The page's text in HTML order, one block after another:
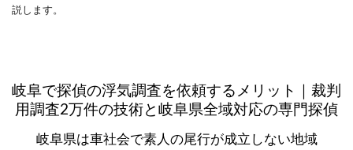
説します。
岐阜で探偵の浮気調査を依頼するメリット｜裁判
用調査2万件の技術と岐阜県全域対応の専門探偵
岐阜県は車社会で素人の尾行が成立しない地域